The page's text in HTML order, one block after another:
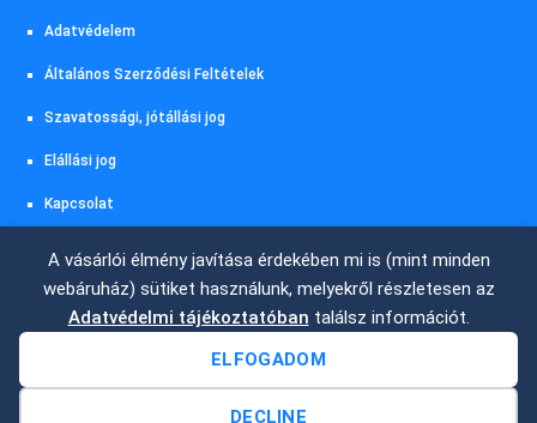
A vásárlói élmény javítása érdekében mi is (mint minden
webáruház) sütiket használunk, melyekről részletesen az
Adatvédelmi tájékoztatóban találsz információt.
ELFOGADOM
DECLINE
Adatvédelem
Általános Szerződési Feltételek
Szavatossági, jótállási jog
Elállási jog
Kapcsolat
Szállítás és fizetés